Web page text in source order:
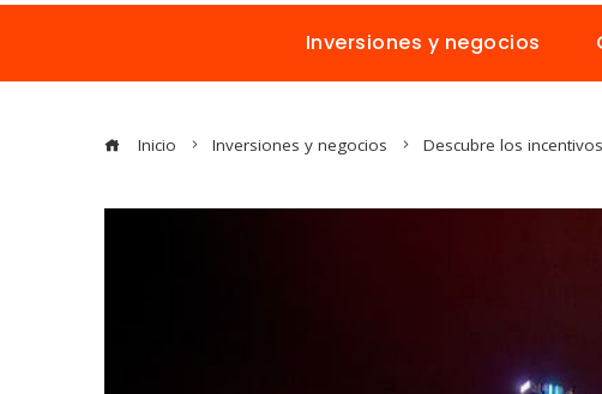
Inversiones y negocios
Inicio Inversiones y negocios Descubre los